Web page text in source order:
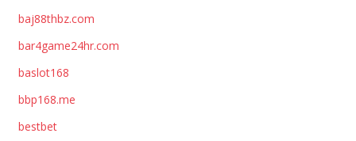
baj88thbz.com
bar4game24hr.com
baslot168
bbp168.me
bestbet